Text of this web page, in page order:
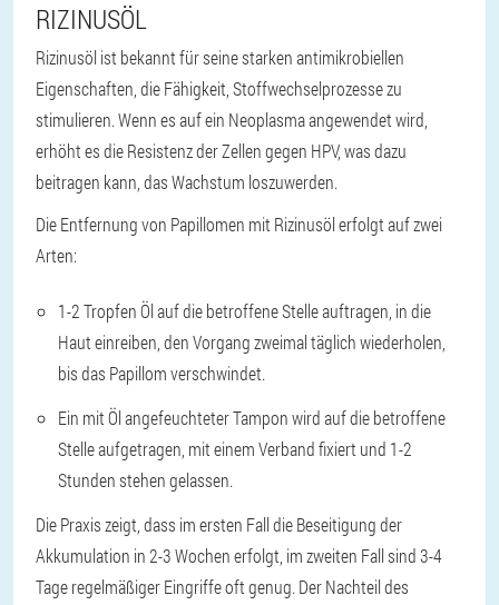
RIZINUSÖL
Rizinusöl ist bekannt für seine starken antimikrobiellen
Eigenschaften, die Fähigkeit, Stoffwechselprozesse zu
stimulieren. Wenn es auf ein Neoplasma angewendet wird,
erhöht es die Resistenz der Zellen gegen HPV, was dazu
beitragen kann, das Wachstum loszuwerden.
Die Entfernung von Papillomen mit Rizinusöl erfolgt auf zwei
Arten:
1-2 Tropfen Öl auf die betroffene Stelle auftragen, in die
Haut einreiben, den Vorgang zweimal täglich wiederholen,
bis das Papillom verschwindet.
Ein mit Öl angefeuchteter Tampon wird auf die betroffene
Stelle aufgetragen, mit einem Verband fixiert und 1-2
Stunden stehen gelassen.
Die Praxis zeigt, dass im ersten Fall die Beseitigung der
Akkumulation in 2-3 Wochen erfolgt, im zweiten Fall sind 3-4
Tage regelmäßiger Eingriffe oft genug. Der Nachteil des